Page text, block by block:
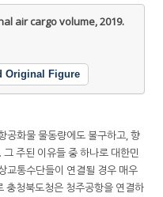
air cargo volume, 2019.
Original Figure
공화물 물동량에도 불구하고, 향
주된 이유들 중 하나로 대한민
교통수단들이 연결될 경우 매우
충청북도청은 청주공항을 연결하